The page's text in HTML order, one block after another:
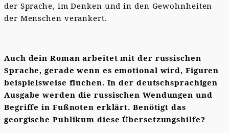
der Sprache, im Denken und in den Gewohnheiten
der Menschen verankert.
Auch dein Roman arbeitet mit der russischen
Sprache, gerade wenn es emotional wird, Figuren
beispielsweise fluchen. In der deutschsprachigen
Ausgabe werden die russischen Wendungen und
Begriffe in Fußnoten erklärt. Benötigt das
georgische Publikum diese Übersetzungshilfe?